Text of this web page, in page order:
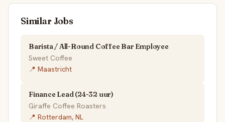
Similar Jobs
Barista / All-Round Coffee Bar Employee
Sweet Coffee
📍 Maastricht
Finance Lead (24-32 uur)
Giraffe Coffee Roasters
📍 Rotterdam, NL